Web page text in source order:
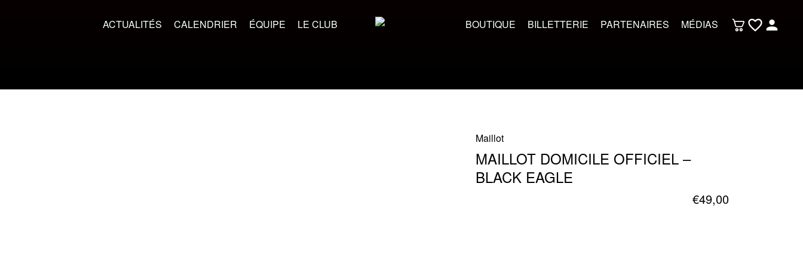
ACTUALITÉS CALENDRIER ÉQUIPE LE CLUB BOUTIQUE BILLETTERIE PARTENAIRES MÉDIAS
Maillot
MAILLOT DOMICILE OFFICIEL –
BLACK EAGLE
€49,00